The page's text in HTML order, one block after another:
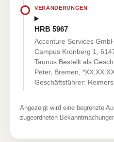
VERÄNDERUNGEN
HRB 5967
Accenture Services
Campus Kronberg 1,
Taunus.Bestellt als
Peter, Bremen,
Geschäftsführer:
Angezeigt wird eine begrenzte
zugeordneten